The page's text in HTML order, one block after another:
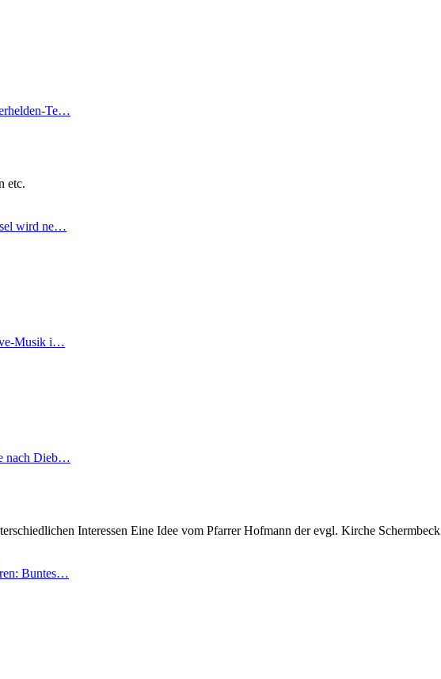
Te…
etc.
wird ne…
Musik i…
nach Dieb…
Interessen Eine Idee vom Pfarrer Hofmann der evgl. Kirche Schermbeck
Buntes…